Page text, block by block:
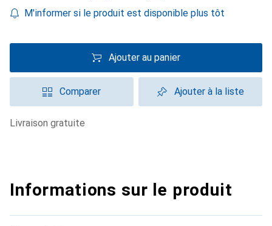
M'informer si le produit est disponible plus tôt
Ajouter au panier
Comparer Ajouter à la liste
livraison gratuite
Informations sur le produit